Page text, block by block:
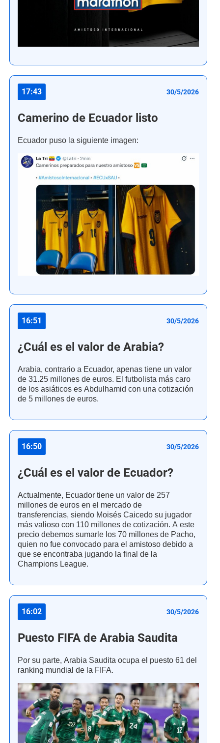
17:43 30/5/2026
Camerino de Ecuador listo
Ecuador puso la siguiente imagen:
16:51 30/5/2026
¿Cuál es el valor de Arabia?
Arabia, contrario a Ecuador, apenas tiene un valor
de 31.25 millones de euros. El futbolista más caro
de los asiáticos es Abdulhamid con una cotización
de 5 millones de euros.
16:50 30/5/2026
¿Cuál es el valor de Ecuador?
Actualmente, Ecuador tiene un valor de 257
millones de euros en el mercado de
transferencias, siendo Moisés Caicedo su jugador
más valioso con 110 millones de cotización. A este
precio debemos sumarle los 70 millones de Pacho,
quien no fue convocado para el amistoso debido a
que se encontraba jugando la final de la
Champions League.
16:02 30/5/2026
Puesto FIFA de Arabia Saudita
Por su parte, Arabia Saudita ocupa el puesto 61 del
ranking mundial de la FIFA.